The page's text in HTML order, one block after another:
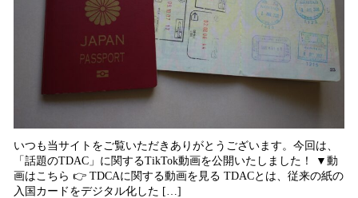
いつも当サイトをご覧いただきありがとうございます。今回は、
「話題のTDAC」に関するTikTok動画を公開いたしました！ ▼動
画はこちら 👉 TDCAに関する動画を見る TDACとは、従来の紙の
入国カードをデジタル化した […]